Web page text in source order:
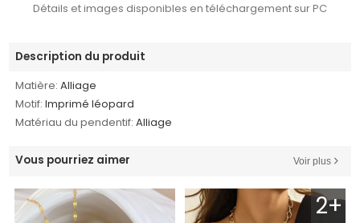
Détails et images disponibles en téléchargement sur PC
Description du produit
Matière: Alliage
Motif: Imprimé léopard
Matériau du pendentif: Alliage
Vous pourriez aimer Voir plus
2+